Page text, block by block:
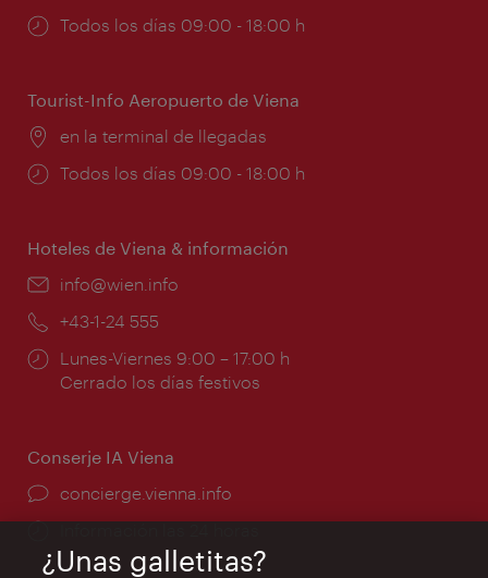
Horarios
Todos los días 09:00 - 18:00 h
Tourist-Info Aeropuerto de Viena
Lugar:
en la terminal de llegadas
Horarios
Todos los días 09:00 - 18:00 h
Hoteles de Viena & información
e-
info@wien.info
Teléfono:
+43-1-24 555
Horarios
de
Lunes-Viernes 9:00 – 17:00 h
Cerrado los días festivos
Conserje IA Viena
concierge.vienna.info
¿Unas galletitas?